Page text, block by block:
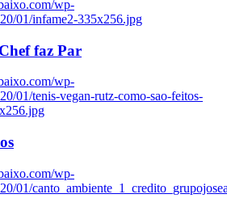
wp-
01/infame2-335x256.jpg
faz Par
wp-
01/tenis-vegan-rutz-como-sao-feitos-
wp-
01/